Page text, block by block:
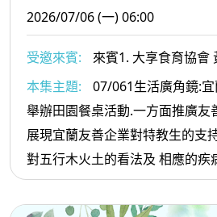
2026/07/06 (一) 06:00
受邀來賓:
來賓1. 大享食育協會 黃嘉琳書長2新悅中
醫診所 李崇銘醫師
本集主題:
07/061生活廣角鏡:
舉辦田園餐桌活動.一方面推廣友
展現宜蘭友善企業對特教生的支
對五行木火土的看法及 相應的疾